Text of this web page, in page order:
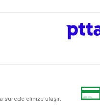
sürede elinize ulaşır.